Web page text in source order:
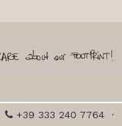
+39 333 240 7764·